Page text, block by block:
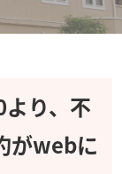
り、不
がwebに